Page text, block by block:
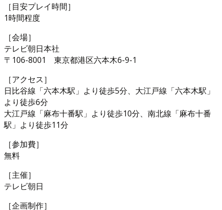
［目安プレイ時間］
1時間程度
［会場］
テレビ朝日本社
〒106-8001 東京都港区六本木6-9-1
［アクセス］
日比谷線「六本木駅」より徒歩5分、大江戸線「六本木駅」
より徒歩6分
大江戸線「麻布十番駅」より徒歩10分、南北線「麻布十番
駅」より徒歩11分
［参加費］
無料
［主催］
テレビ朝日
［企画制作］